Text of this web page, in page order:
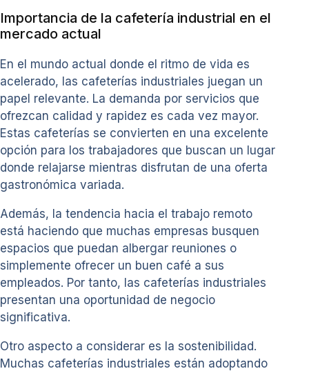
Importancia de la cafetería industrial en el
mercado actual
En el mundo actual donde el ritmo de vida es
acelerado, las cafeterías industriales juegan un
papel relevante. La demanda por servicios que
ofrezcan calidad y rapidez es cada vez mayor.
Estas cafeterías se convierten en una excelente
opción para los trabajadores que buscan un lugar
donde relajarse mientras disfrutan de una oferta
gastronómica variada.
Además, la tendencia hacia el trabajo remoto
está haciendo que muchas empresas busquen
espacios que puedan albergar reuniones o
simplemente ofrecer un buen café a sus
empleados. Por tanto, las cafeterías industriales
presentan una oportunidad de negocio
significativa.
Otro aspecto a considerar es la sostenibilidad.
Muchas cafeterías industriales están adoptando